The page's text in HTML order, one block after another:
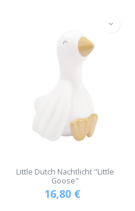
Little Dutch Nachtlicht "Little
Goose"
16,80 €